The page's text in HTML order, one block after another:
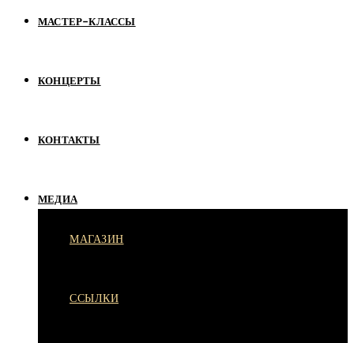
МАСТЕР-КЛАССЫ
КОНЦЕРТЫ
КОНТАКТЫ
МЕДИА
МАГАЗИН
ССЫЛКИ